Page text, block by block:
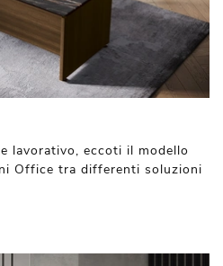
lavorativo, eccoti il modello
Office tra differenti soluzioni